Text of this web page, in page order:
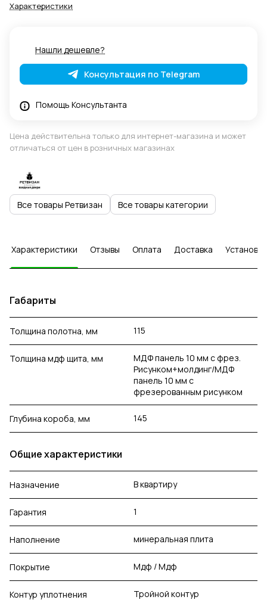
Характеристики
Нашли дешевле?
Консультация по Telegram
Помощь Консультанта
Цена действительна только для интернет-магазина и может
отличаться от цен в розничных магазинах
Все товары Ретвизан Все товары категории
Характеристики Отзывы Оплата Доставка Установка
Габариты
Толщина полотна, мм 115
Толщина мдф щита, мм
МДФ панель 10 мм с фрез.
Рисунком+молдинг/МДФ
панель 10 мм с
фрезерованным рисунком
Глубина короба, мм 145
Общие характеристики
Назначение В квартиру
Гарантия 1
Наполнение минеральная плита
Покрытие Мдф / Мдф
Контур уплотнения Тройной контур